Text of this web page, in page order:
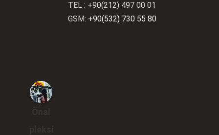
TEL : +90(212) 497 00 01
GSM: +90(532) 730 55 80